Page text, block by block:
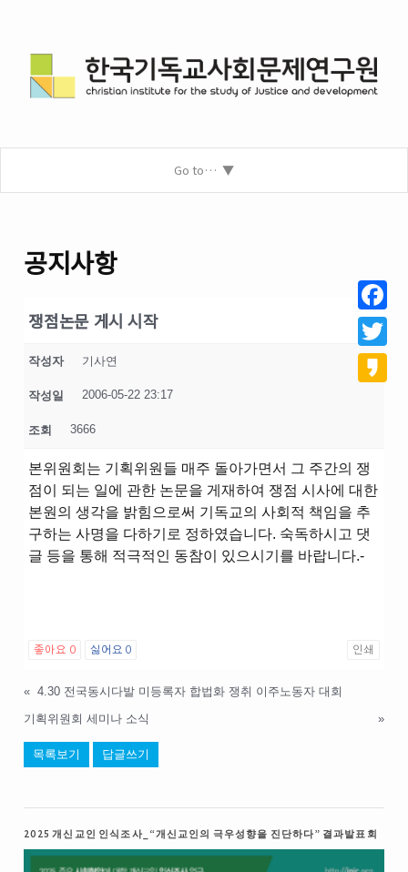
Go to…
공지사항
쟁점논문 게시 시작
작성자 기사연
작성일 2006-05-22 23:17
조회 3666
본위원회는 기획위원들 매주 돌아가면서 그 주간의 쟁
점이 되는 일에 관한 논문을 게재하여 쟁점 시사에 대한
본원의 생각을 밝힘으로써 기독교의 사회적 책임을 추
구하는 사명을 다하기로 정하였습니다. 숙독하시고 댓
글 등을 통해 적극적인 동참이 있으시기를 바랍니다.-
좋아요 0 싫어요 0 인쇄
« 4.30 전국동시다발 미등록자 합법화 쟁취 이주노동자 대회
기획위원회 세미나 소식
»
목록보기 답글쓰기
2025 개신교인 인식조사_“개신교인의 극우성향을 진단하다” 결과발표회
Twitter